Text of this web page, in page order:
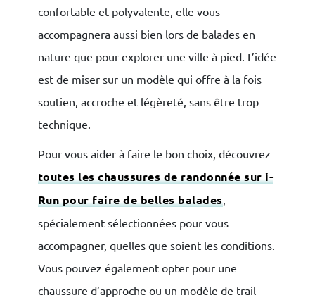
confortable et polyvalente, elle vous
accompagnera aussi bien lors de balades en
nature que pour explorer une ville à pied. L’idée
est de miser sur un modèle qui offre à la fois
soutien, accroche et légèreté, sans être trop
technique.
Pour vous aider à faire le bon choix, découvrez
toutes les chaussures de randonnée sur i-
Run pour faire de belles balades
spécialement sélectionnées pour vous
accompagner, quelles que soient les conditions.
Vous pouvez également opter pour une
chaussure d’approche ou un modèle de trail